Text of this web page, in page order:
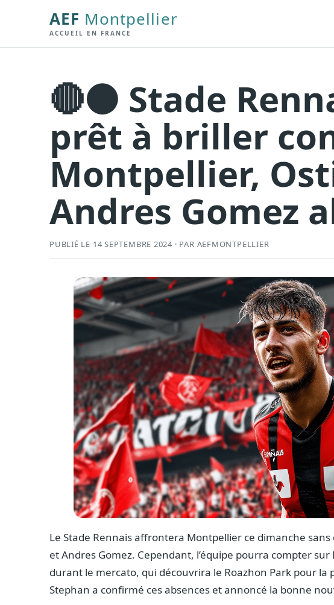
AEF Montpellier
ACCUEIL EN FRANCE
🔴⚫ Stade
prêt à briller
Montpellier,
Andres Gomez
PUBLIÉ LE 14 SEPTEMBRE 2024 · PAR AEFMONTPELLIER
Le Stade Rennais affrontera Montpellier ce dimanche
et Andres Gomez. Cependant, l’équipe pourra compter
durant le mercato, qui découvrira le Roazhon Park pour la
Stephan a confirmé ces absences et annoncé la bonne